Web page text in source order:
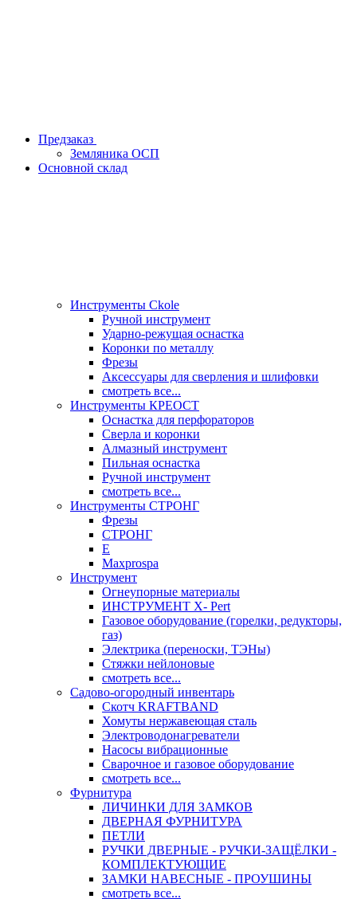
Предзаказ
Земляника ОСП
Основной склад
Инструменты Ckole
Ручной инструмент
Ударно‑режущая оснастка
Коронки по металлу
Фрезы
Аксессуары для сверления и шлифовки
смотреть все...
Инструменты КРЕОСТ
Оснастка для перфораторов
Сверла и коронки
Алмазный инструмент
Пильная оснастка
Ручной инструмент
смотреть все...
Инструменты СТРОНГ
Фрезы
СТРОНГ
Е
Maxprospa
Инструмент
Огнеупорные материалы
ИНСТРУМЕНТ X- Pert
Газовое оборудование (горелки, редукторы,
газ)
Электрика (переноски, ТЭНы)
Стяжки нейлоновые
смотреть все...
Садово-огородный инвентарь
Скотч KRAFTBAND
Хомуты нержавеющая сталь
Электроводонагреватели
Насосы вибрационные
Сварочное и газовое оборудование
смотреть все...
Фурнитура
ЛИЧИНКИ ДЛЯ ЗАМКОВ
ДВЕРНАЯ ФУРНИТУРА
ПЕТЛИ
РУЧКИ ДВЕРНЫЕ - РУЧКИ-ЗАЩЁЛКИ -
КОМПЛЕКТУЮЩИЕ
ЗАМКИ НАВЕСНЫЕ - ПРОУШИНЫ
смотреть все...